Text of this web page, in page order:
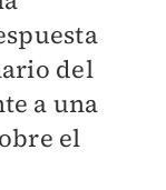
del
a una
el